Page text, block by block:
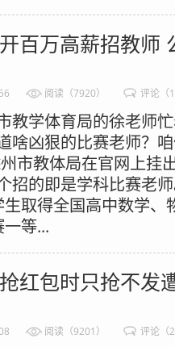
百万高薪招教师
阅读（7920） 评论（
教学体育局的徐老师
啥凶狠的比赛老师？
市教体局在官网上挂
招的即是学科比赛老
取得全国高中数学、
等...
红包时只抢不发
阅读（9201） 评论（